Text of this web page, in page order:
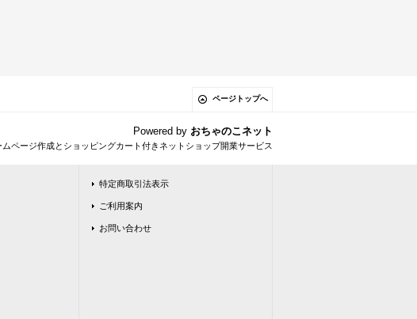
ページトップへ
Powered by おちゃのこネット
ムページ作成とショッピングカート付きネットショップ開業サービス
特定商取引法表示
ご利用案内
お問い合わせ